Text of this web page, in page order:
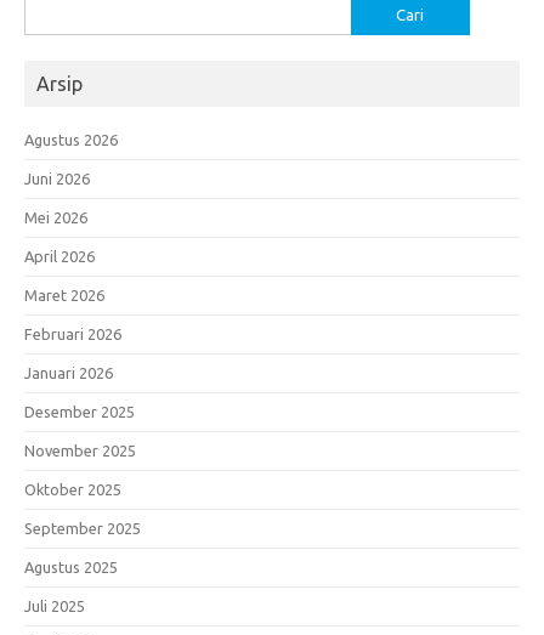
untuk:
Arsip
Agustus 2026
Juni 2026
Mei 2026
April 2026
Maret 2026
Februari 2026
Januari 2026
Desember 2025
November 2025
Oktober 2025
September 2025
Agustus 2025
Juli 2025